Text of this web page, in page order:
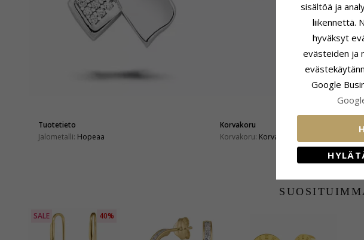
Tuotetieto
Jalometalli: Hopeaa
Korvakoru
Korvakoru: Korvarenkaat
SALE 40%
sisältöä ja
liikennettä.
hyväksyt
evästeiden ja
Google